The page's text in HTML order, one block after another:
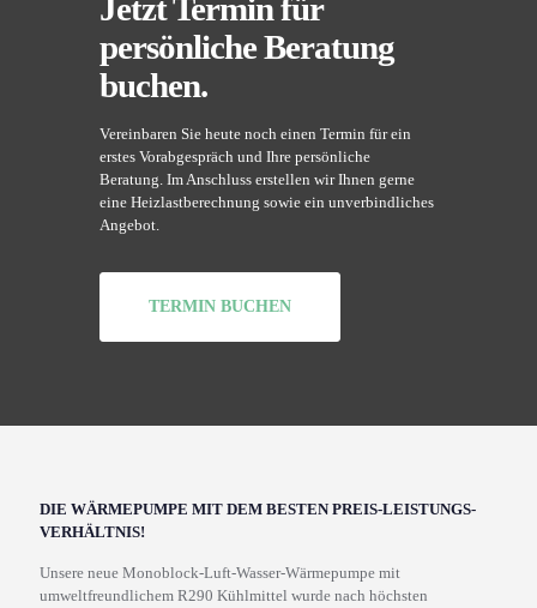
Jetzt Termin für
persönliche Beratung
buchen.
Vereinbaren Sie heute noch einen Termin für ein
erstes Vorabgespräch und Ihre persönliche
Beratung. Im Anschluss erstellen wir Ihnen gerne
eine Heizlastberechnung sowie ein unverbindliches
Angebot.
TERMIN BUCHEN
DIE WÄRMEPUMPE MIT DEM BESTEN PREIS-LEISTUNGS-
VERHÄLTNIS!
Unsere neue Monoblock-Luft-Wasser-Wärmepumpe mit
umweltfreundlichem R290 Kühlmittel wurde nach höchsten